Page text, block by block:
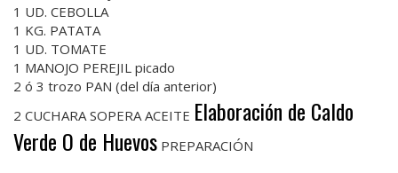
1 UD. CEBOLLA
1 KG. PATATA
1 UD. TOMATE
1 MANOJO PEREJIL picado
2 ó 3 trozo PAN (del día anterior)
2 CUCHARA SOPERA ACEITE Elaboración de Caldo
Verde O de Huevos PREPARACIÓN